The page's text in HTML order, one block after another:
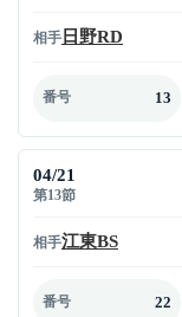
相手 日野RD
番号 13
04/21
第13節
相手江東BS
番号 22